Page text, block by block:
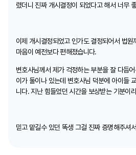
렸더니 진짜 개시결정이 되었다고 해서 너무
이제 개시결정되었고 인가도 결정되어서 법원
마음이 예전보다 편해졌습니다.
변호사님께서 제가 걱정하는 부분을 잘 다듬
이가 둘이나 있는데 변호사님 덕분에 아이들
니다. 지난 힘들었던 시간을 보상받는 기분이
믿고 맡길수 있던 똑생 그걸 진짜 증명해주셔